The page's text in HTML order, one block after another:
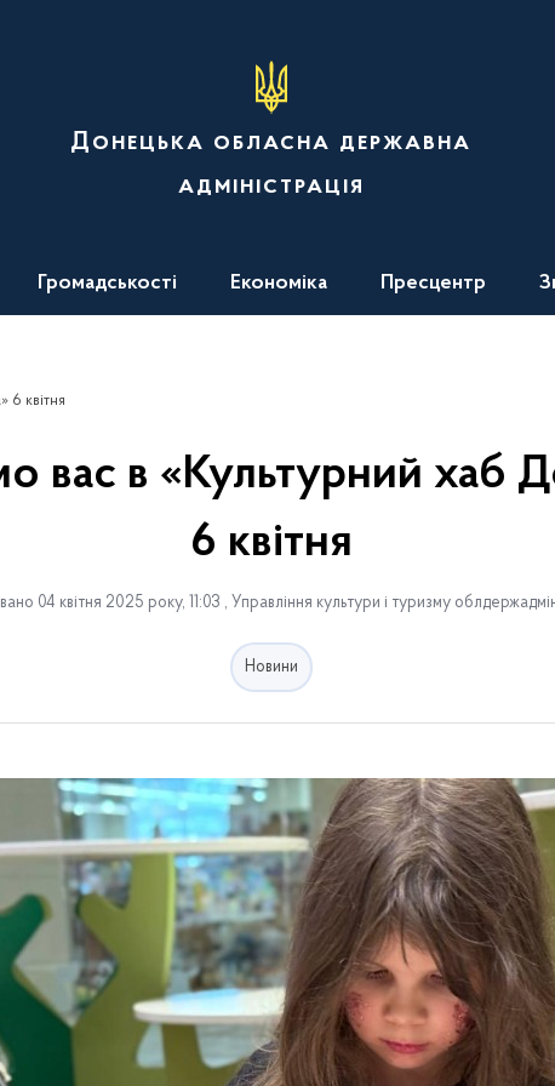
Донецька обласна державна
адміністрація
Громадськості Економіка Пресцентр
6 квітня
вас в «Культурний хаб
6 квітня
04 квітня 2025 року, 11:03 , Управління культури і туризму
Новини